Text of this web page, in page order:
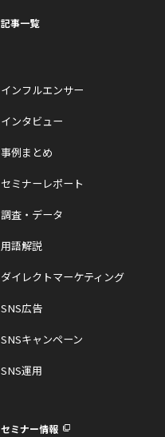
記事一覧
インフルエンサー
インタビュー
事例まとめ
セミナーレポート
調査・データ
用語解説
ダイレクトマーケティング
SNS広告
SNSキャンペーン
SNS運用
セミナー情報